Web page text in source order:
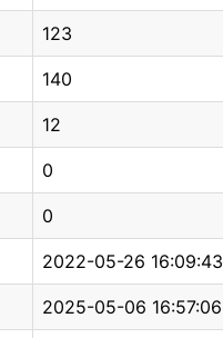
123
140
12
0
0
2022-05-26 16:09:43
2025-05-06 16:57:06